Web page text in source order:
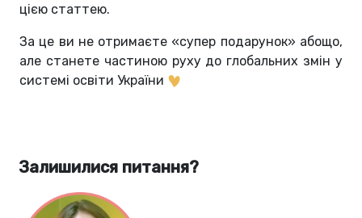
цією статтею.
За це ви не отримаєте «супер подарунок» абощо,
але станете частиною руху до глобальних змін у
системі освіти України
Залишилися питання?